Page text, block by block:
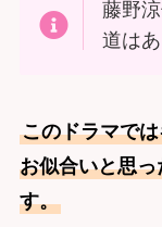
藤野
道はあ
このドラマで
お似合いと思
す。